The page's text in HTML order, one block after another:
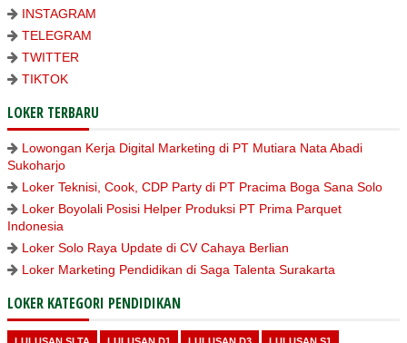
INSTAGRAM
TELEGRAM
TWITTER
TIKTOK
LOKER TERBARU
Lowongan Kerja Digital Marketing di PT Mutiara Nata Abadi
Sukoharjo
Loker Teknisi, Cook, CDP Party di PT Pracima Boga Sana Solo
Loker Boyolali Posisi Helper Produksi PT Prima Parquet
Indonesia
Loker Solo Raya Update di CV Cahaya Berlian
Loker Marketing Pendidikan di Saga Talenta Surakarta
LOKER KATEGORI PENDIDIKAN